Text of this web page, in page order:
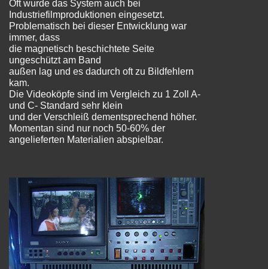
Oft wurde das System auch bei
Industriefilmproduktionen eingesetzt.
Problematisch bei dieser Entwicklung war
immer, dass
die magnetisch beschichtete Seite
ungeschützt am Band
außen lag und es dadurch oft zu Bildfehlern
kam.
Die Videoköpfe sind im Vergleich zu 1 Zoll A-
und C- Standard sehr klein
und der Verschleiß dementsprechend höher.
Momentan sind nur noch 50-60% der
angelieferten Materialien abspielbar.